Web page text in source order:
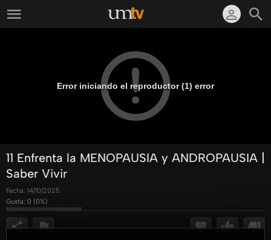
Error iniciando el reproductor (1) error
11 Enfrenta la MENOPAUSIA y ANDROPAUSIA |
Saber Vivir
Fecha: 14/10/2025
Gusta: 0 (0%)